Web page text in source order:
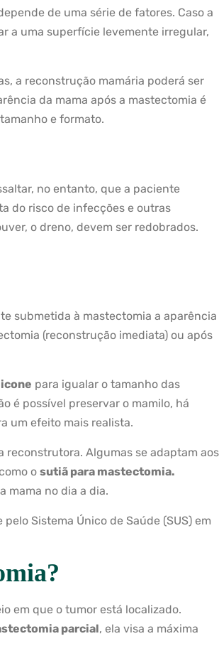
de uma série de fatores. Caso a
a uma superfície levemente irregular,
a reconstrução mamária poderá ser
da mama após a mastectomia é
e formato.
no entanto, que a paciente
do risco de infecções e outras
o dreno, devem ser redobrados.
submetida à mastectomia a aparência
(reconstrução imediata) ou após
para igualar o tamanho das
é possível preservar o mamilo, há
um efeito mais realista.
reconstrutora. Algumas se adaptam aos
o sutiã para mastectomia.
mama no dia a dia.
Sistema Único de Saúde (SUS) em
em que o tumor está localizado.
parcial, ela visa a máxima